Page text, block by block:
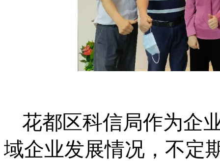
花都区科信局作为企
域企业发展情况，不定